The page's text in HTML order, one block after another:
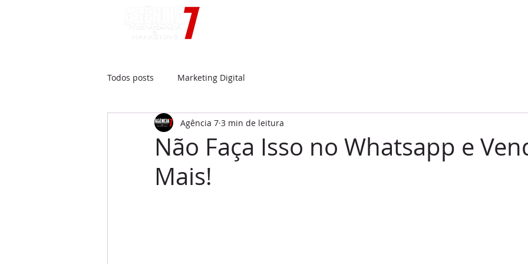
Todos posts Marketing Digital
Não Faça Isso no Whatsapp e
Mais!
Agência 7 3 min de leitura